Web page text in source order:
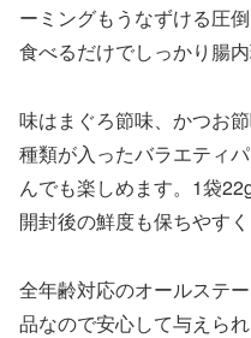
ーミングもうなずける圧
食べるだけでしっかり腸
味はまぐろ節味、かつお
種類が入ったバラエティ
んでも楽しめます。1袋
開封後の鮮度も保ちやす
全年齢対応のオールステ
品なので安心して与えら